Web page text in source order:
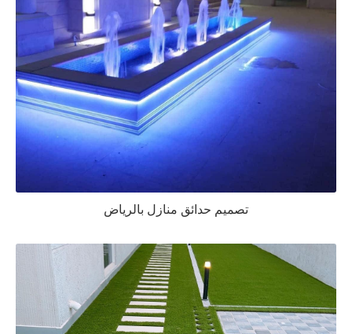
تصميم حدائق منازل بالرياض